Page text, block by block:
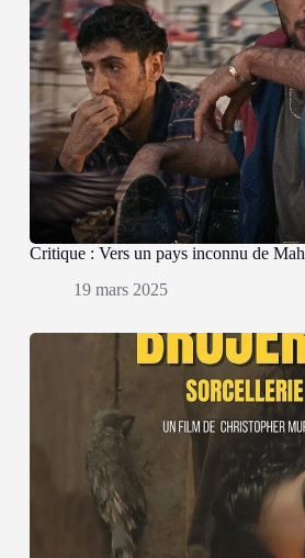
Critique : Vers un pays inconnu de
19 mars 2025